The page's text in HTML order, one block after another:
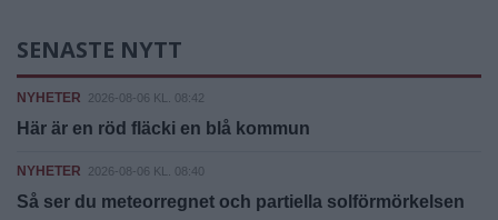
SENASTE NYTT
NYHETER 2026-08-06 KL. 08:42
Här är en röd fläcki en blå kommun
NYHETER 2026-08-06 KL. 08:40
Så ser du meteorregnet och partiella solförmörkelsen